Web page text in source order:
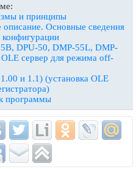
и принципы
Основные сведения
DPU-50, DMP-55L, DMP-
сервер для режима off-
и 1.1) (установка OLE
программы